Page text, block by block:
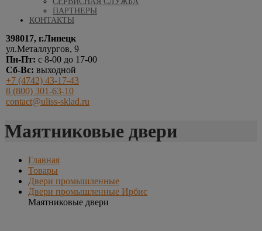
ПАРТНЕРЫ
КОНТАКТЫ
398017, г.Липецк
ул.Металлургов, 9
Пн-Пт: с 8-00 до 17-00
Сб-Вс: выходной
+7 (4742) 43-17-43
8 (800) 301-63-10
contact@uliss-sklad.ru
Маятниковые двери
Главная
Товары
Двери промышленные
Двери промышленные Ирбис
Маятниковые двери